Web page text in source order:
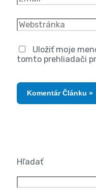
Uložiť moje
tomto prehliadači
Hľadať